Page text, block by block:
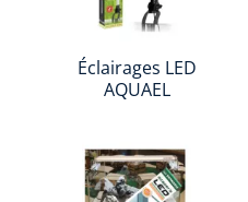
Éclairages LED
AQUAEL